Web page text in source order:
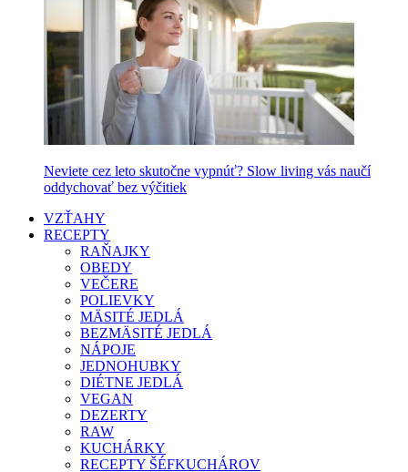
Neviete cez leto skutočne vypnúť? Slow living vás naučí
oddychovať bez výčitiek
VZŤAHY
RECEPTY
RAŇAJKY
OBEDY
VEČERE
POLIEVKY
MÄSITÉ JEDLÁ
BEZMÄSITÉ JEDLÁ
NÁPOJE
JEDNOHUBKY
DIÉTNE JEDLÁ
VEGAN
DEZERTY
RAW
KUCHÁRKY
RECEPTY ŠÉFKUCHÁROV